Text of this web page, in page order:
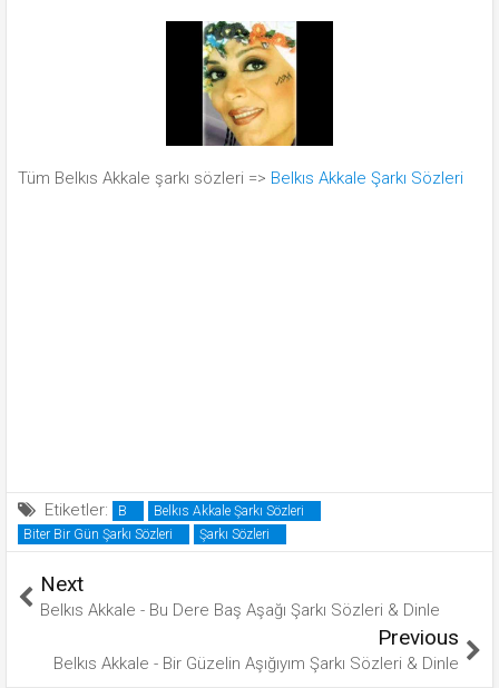
Tüm Belkıs Akkale şarkı sözleri => Belkıs Akkale Şarkı Sözleri
Etiketler: B
Belkıs Akkale Şarkı Sözleri
Biter Bir Gün Şarkı Sözleri
Şarkı Sözleri
Next
Belkıs Akkale - Bu Dere Baş Aşağı Şarkı Sözleri & Dinle
Previous
Belkıs Akkale - Bir Güzelin Aşığıyım Şarkı Sözleri & Dinle